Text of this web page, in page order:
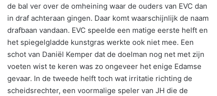
de bal ver over de omheining waar de ouders van EVC dan
in draf achteraan gingen. Daar komt waarschijnlijk de naam
drafbaan vandaan. EVC speelde een matige eerste helft en
het spiegelgladde kunstgras werkte ook niet mee. Een
schot van Daniël Kemper dat de doelman nog net met zijn
voeten wist te keren was zo ongeveer het enige Edamse
gevaar. In de tweede helft toch wat irritatie richting de
scheidsrechter, een voormalige speler van JH die de